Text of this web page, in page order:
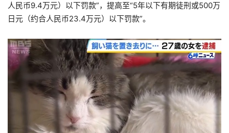
人民币9.4万元）以下罚款”，提高至“5年以下有期徒刑或500万
日元（约合人民币23.4万元）以下罚款”。